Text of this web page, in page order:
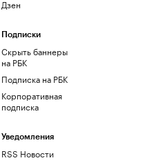
Дзен
Подписки
Скрыть баннеры
на РБК
Подписка на РБК
Корпоративная
подписка
Уведомления
RSS Новости